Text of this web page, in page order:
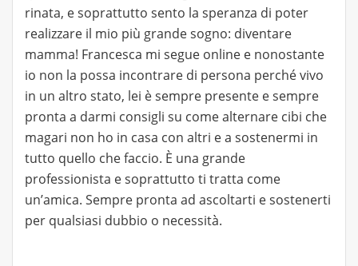
rinata, e soprattutto sento la speranza di poter
realizzare il mio più grande sogno: diventare
mamma! Francesca mi segue online e nonostante
io non la possa incontrare di persona perché vivo
in un altro stato, lei è sempre presente e sempre
pronta a darmi consigli su come alternare cibi che
magari non ho in casa con altri e a sostenermi in
tutto quello che faccio. È una grande
professionista e soprattutto ti tratta come
un’amica. Sempre pronta ad ascoltarti e sostenerti
per qualsiasi dubbio o necessità.